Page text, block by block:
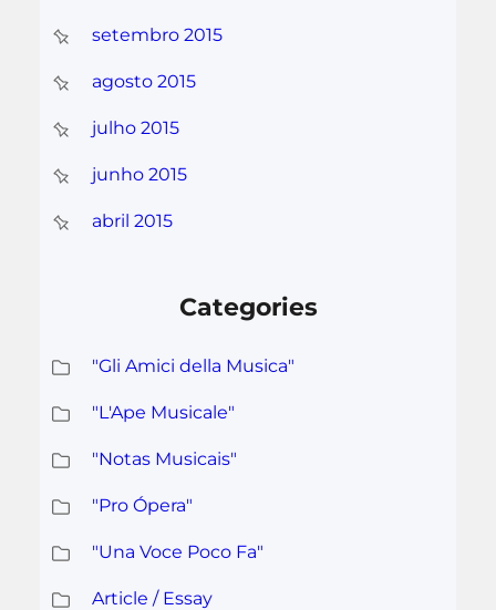
setembro 2015
agosto 2015
julho 2015
junho 2015
abril 2015
Categories
"Gli Amici della Musica"
"L'Ape Musicale"
"Notas Musicais"
"Pro Ópera"
"Una Voce Poco Fa"
Article / Essay